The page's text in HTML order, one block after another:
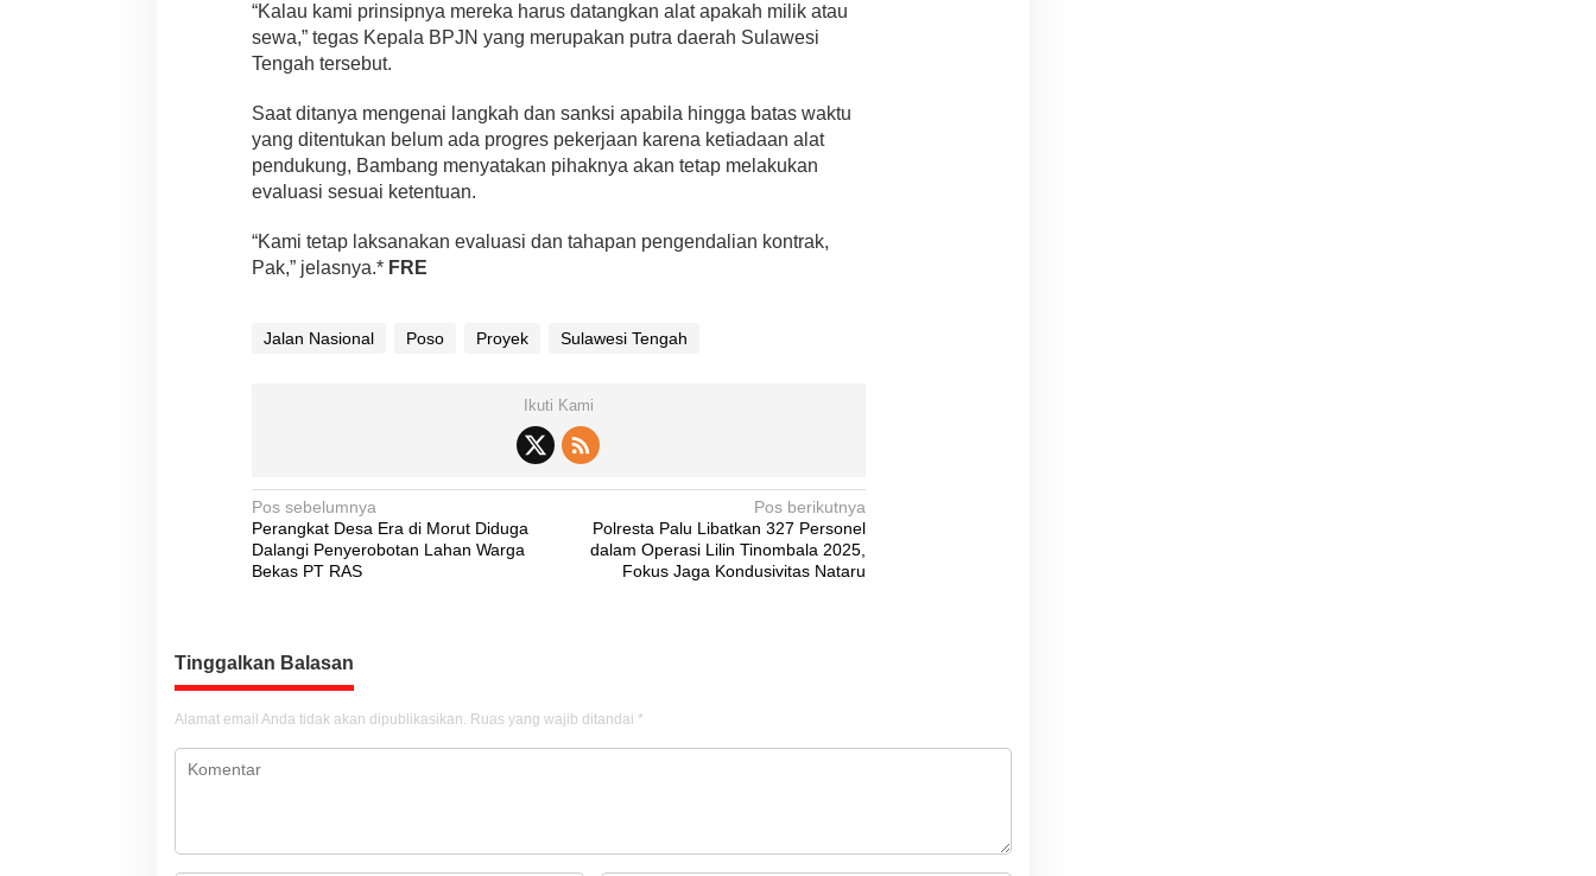
“Kalau kami prinsipnya mereka harus datangkan alat apakah milik atau
sewa,” tegas Kepala BPJN yang merupakan putra daerah Sulawesi
Tengah tersebut.
Saat ditanya mengenai langkah dan sanksi apabila hingga batas waktu
yang ditentukan belum ada progres pekerjaan karena ketiadaan alat
pendukung, Bambang menyatakan pihaknya akan tetap melakukan
evaluasi sesuai ketentuan.
“Kami tetap laksanakan evaluasi dan tahapan pengendalian kontrak,
Pak,” jelasnya.* FRE
Jalan Nasional Poso Proyek Sulawesi Tengah
Ikuti Kami
N
a
v
a
s
i
p
s
Pos sebelumnya
Perangkat Desa Era di Morut Diduga
Dalangi Penyerobotan Lahan Warga
Bekas PT RAS
Pos berikutnya
Polresta Palu Libatkan 327 Personel
dalam Operasi Lilin Tinombala 2025,
Fokus Jaga Kondusivitas Nataru
Tinggalkan Balasan
Alamat email Anda tidak akan dipublikasikan. Ruas yang wajib ditandai *